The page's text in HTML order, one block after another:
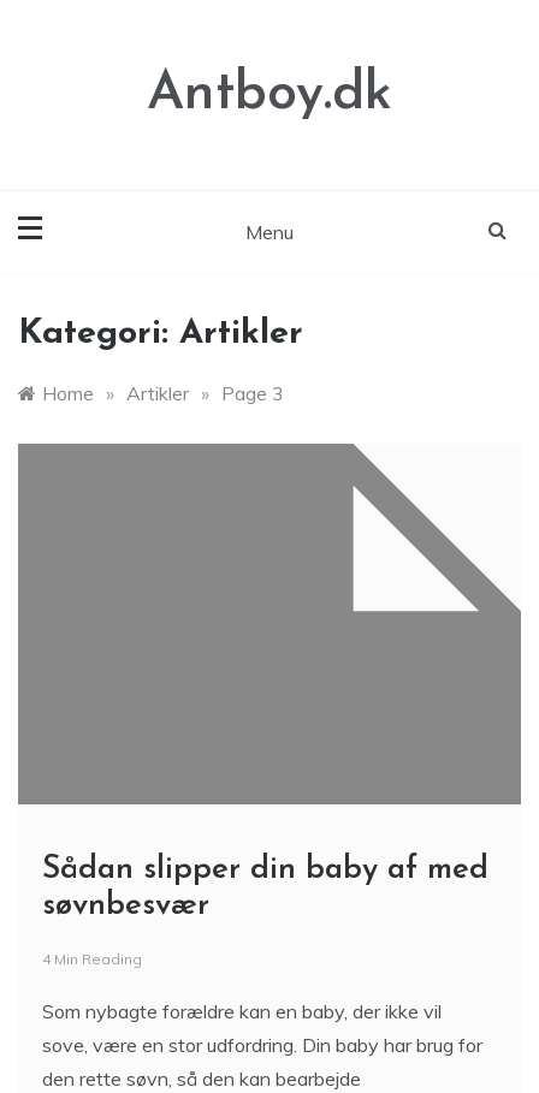
Antboy.dk
Menu
Kategori: Artikler
Home » Artikler » Page 3
Sådan slipper din baby af med
søvnbesvær
4 Min Reading
Som nybagte forældre kan en baby, der ikke vil
sove, være en stor udfordring. Din baby har brug for
den rette søvn, så den kan bearbejde